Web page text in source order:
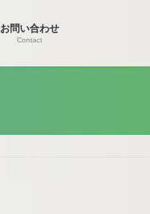
お問い合わせ
Contact